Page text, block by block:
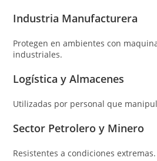
Industria Manufacturera
Protegen en ambientes con
industriales.
Logística y Almacenes
Utilizadas por personal que
Sector Petrolero y Minero
Resistentes a condiciones extremas.